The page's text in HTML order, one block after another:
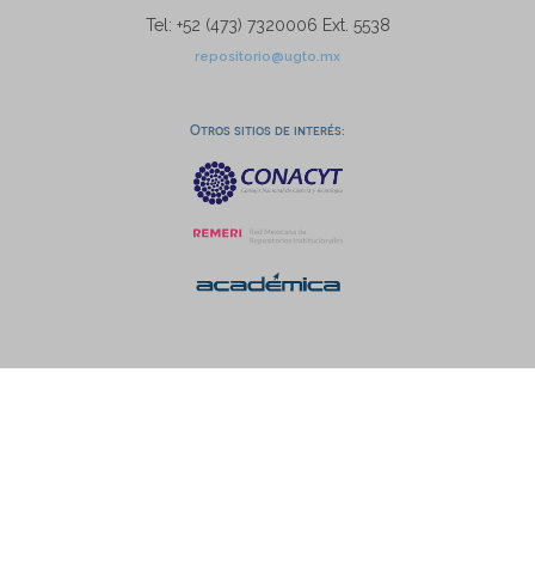
Tel: +52 (473) 7320006 Ext. 5538
repositorio@ugto.mx
Otros sitios de interés: